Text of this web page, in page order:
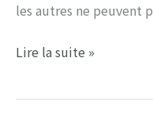
les autres ne peuvent
La
humanité
Lire la suite »